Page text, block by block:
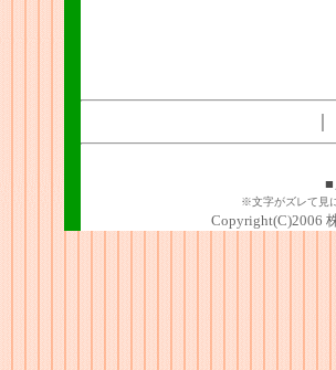
■
※文字がズレて見
Copyright(C)2006